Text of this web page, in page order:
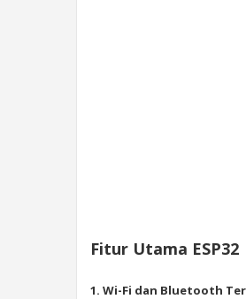
Fitur Utama ESP32
1. Wi-Fi dan Bluetooth